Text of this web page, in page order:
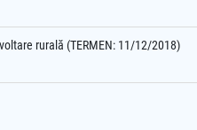
rurală (TERMEN: 11/12/2018)